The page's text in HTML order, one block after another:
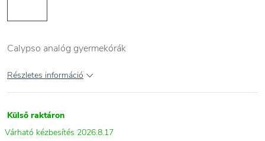
Calypso analóg gyermekórák
Részletes információ
Külső raktáron
2026.8.17